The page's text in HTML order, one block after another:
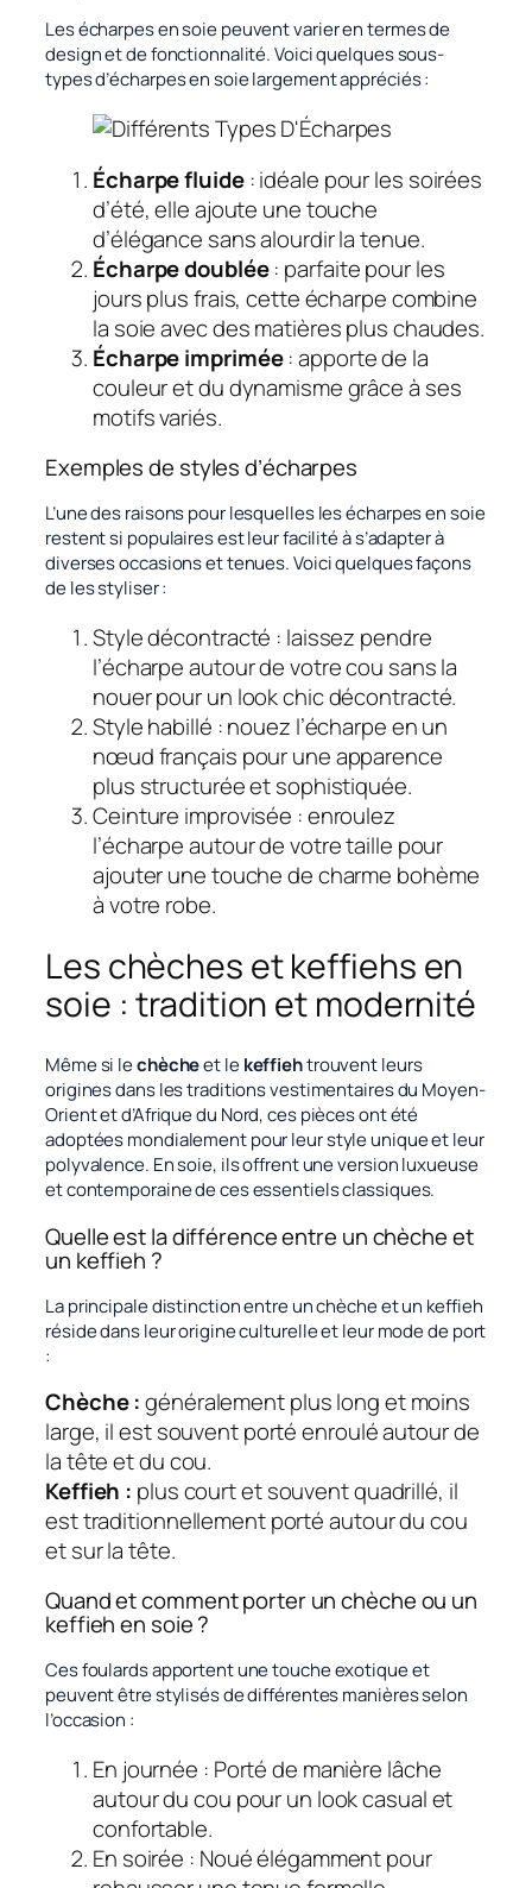
Les écharpes en soie peuvent varier en termes de
design et de fonctionnalité. Voici quelques sous-
types d’écharpes en soie largement appréciés :
Écharpe fluide: idéale pour les soirées
d’été, elle ajoute une touche
d’élégance sans alourdir la tenue.
Écharpe doublée: parfaite pour les
jours plus frais, cette écharpe combine
la soie avec des matières plus chaudes.
Écharpe imprimée: apporte de la
couleur et du dynamisme grâce à ses
motifs variés.
Exemples de styles d’écharpes
L’une des raisons pour lesquelles les écharpes en soie
restent si populaires est leur facilité à s’adapter à
diverses occasions et tenues. Voici quelques façons
de les styliser :
Style décontracté : laissez pendre
l’écharpe autour de votre cou sans la
nouer pour un look chic décontracté.
Style habillé : nouez l’écharpe en un
nœud français pour une apparence
plus structurée et sophistiquée.
Ceinture improvisée : enroulez
l’écharpe autour de votre taille pour
ajouter une touche de charme bohème
à votre robe.
Les chèches et keffiehs en
soie : tradition et modernité
Même si lechècheet lekeffiehtrouvent leurs
origines dans les traditions vestimentaires du Moyen-
Orient et d’Afrique du Nord, ces pièces ont été
adoptées mondialement pour leur style unique et leur
polyvalence. En soie, ils offrent une version luxueuse
et contemporaine de ces essentiels classiques.
Quelle est la différence entre un chèche et
un keffieh ?
La principale distinction entre un chèche et un keffieh
réside dans leur origine culturelle et leur mode de port
:
Chèche :généralement plus long et moins
large, il est souvent porté enroulé autour de
la tête et du cou.
Keffieh : plus court et souvent quadrillé, il
est traditionnellement porté autour du cou
et sur la tête.
Quand et comment porter un chèche ou un
keffieh en soie ?
Ces foulards apportent une touche exotique et
peuvent être stylisés de différentes manières selon
l’occasion :
En journée : Porté de manière lâche
autour du cou pour un look casual et
confortable.
En soirée : Noué élégamment pour